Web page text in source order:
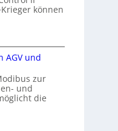
können
AGV und
zur
und
die